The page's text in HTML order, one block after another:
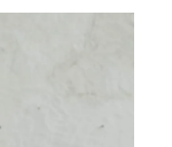
ファブリック